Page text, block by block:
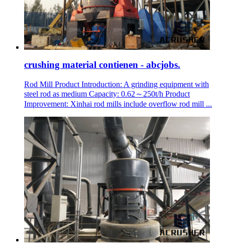
crushing material contienen - abcjobs.
Rod Mill Product Introduction: A grinding equipment with
steel rod as medium Capacity: 0.62～250t/h Product
Improvement: Xinhai rod mills include overflow rod mill ...